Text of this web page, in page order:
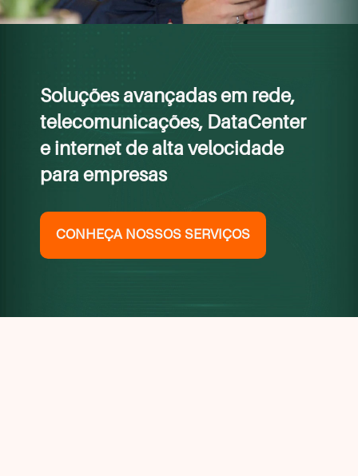
Soluções avançadas em rede,
telecomunicações, DataCenter
e internet de alta velocidade
para empresas
CONHEÇA NOSSOS SERVIÇOS